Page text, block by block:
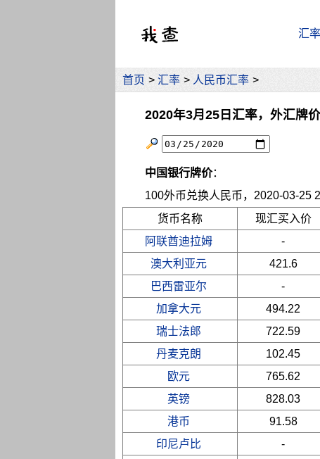
汇
首页 > 汇率 > 人民币汇率 >
2020年3月25日汇率，外汇牌价
中国银行牌价：
100外币兑换人民币，2020-03-25
货币名称
现汇买入价
阿联酋迪拉姆
-
澳大利亚元
421.6
巴西雷亚尔
-
加拿大元
494.22
瑞士法郎
722.59
丹麦克朗
102.45
欧元
765.62
英镑
828.03
港币
91.58
印尼卢比
-